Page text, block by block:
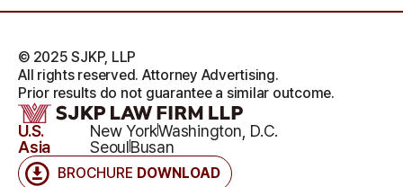
BROCHURE DOWNLOAD
U.S. New YorkWashington, D.C.
Asia
SeoulBusan
© 2025 SJKP, LLP
All rights reserved. Attorney Advertising.
Prior results do not guarantee a similar outcome.